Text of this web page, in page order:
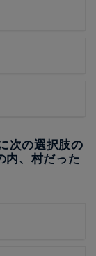
次の選択肢の
内、村だった